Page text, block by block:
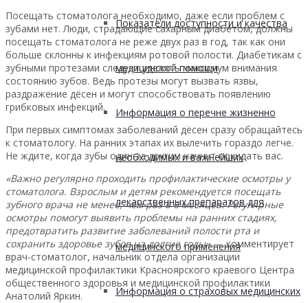
Показатели доступности и качества
медицинской помощи
Информация о перечне жизненно
необходимых и важнейших
лекарственных препаратов для
медицинского применения
Информация о страховых медицинских
Посещать стоматолога необходимо, даже если проблем с
зубами нет. Люди, страдающие сахарным диабетом, должны
посещать стоматолога не реже двух раз в год, так как они
больше склонны к инфекциям ротовой полости. Диабетикам с
зубными протезами следует уделять максимум внимания
состоянию зубов. Ведь протезы могут вызвать язвы,
раздражение дёсен и могут способствовать появлению
грибковых инфекций.
При первых симптомах заболеваний дёсен сразу обращайтесь
к стоматологу. На ранних этапах их вылечить гораздо легче.
Не ждите, когда зубы один за другим начнут покидать вас.
«Важно регулярно проходить профилактические осмотры у
стоматолога. Взрослым и детям рекомендуется посещать
зубного врача не менее, чем раз в 6 месяцев. Регулярные
осмотры помогут выявить проблемы на ранних стадиях,
предотвратить развитие заболеваний полости рта и
сохранить здоровье зубов на долгие годы» — комментирует
врач-стоматолог, начальник отдела организации
медицинской профилактики Красноярского краевого Центра
общественного здоровья и медицинской профилактики
Анатолий Яркин.